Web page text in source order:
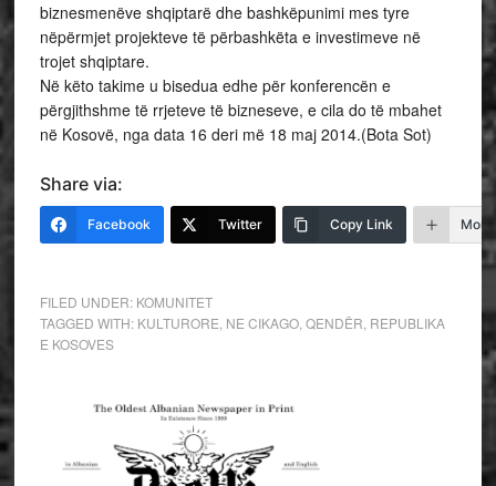
biznesmenëve shqiptarë dhe bashkëpunimi mes tyre
nëpërmjet projekteve të përbashkëta e investimeve në
trojet shqiptare.
Në këto takime u bisedua edhe për konferencën e
përgjithshme të rrjeteve të bizneseve, e cila do të mbahet
në Kosovë, nga data 16 deri më 18 maj 2014.(Bota Sot)
Share via:
Facebook Twitter Copy Link More
FILED UNDER: KOMUNITET
TAGGED WITH: KULTURORE NE CIKAGO, QENDËR REPUBLIKA
E KOSOVES